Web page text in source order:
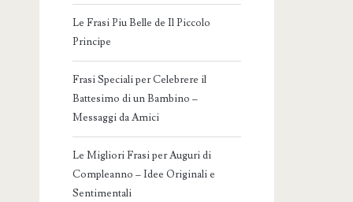
Le Frasi Piu Belle de Il Piccolo
Principe
Frasi Speciali per Celebrere il
Battesimo di un Bambino –
Messaggi da Amici
Le Migliori Frasi per Auguri di
Compleanno – Idee Originali e
Sentimentali